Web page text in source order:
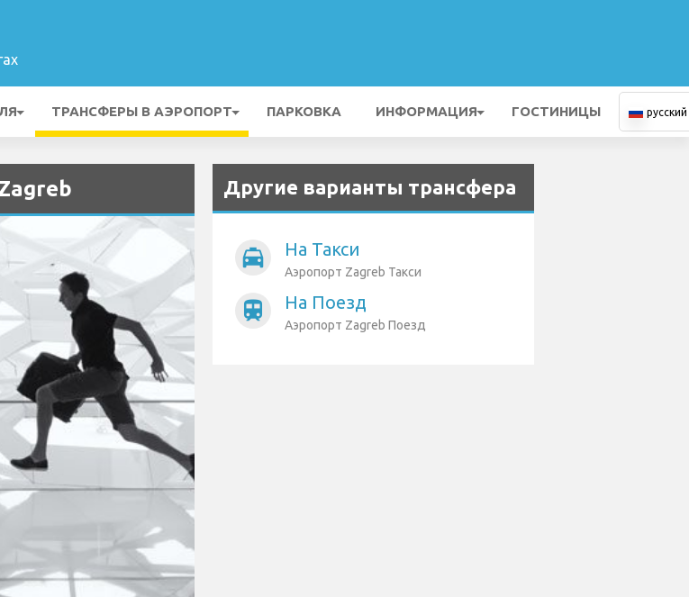
ТРАНСФЕРЫ В АЭРОПОРТ ПАРКОВКА ИНФОРМАЦИЯ ГОСТИНИЦЫ русский
Другие варианты трансфера
local_taxi На Такси
Аэропорт Zagreb Такси
train На Поезд
Аэропорт Zagreb Поезд